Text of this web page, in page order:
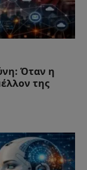
Όταν η
της